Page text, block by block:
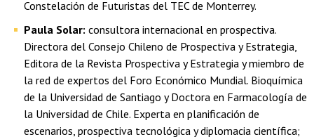
Constelación de Futuristas del TEC de Monterrey.
Paula Solar: consultora internacional en prospectiva.
Directora del Consejo Chileno de Prospectiva y Estrategia,
Editora de la Revista Prospectiva y Estrategia y miembro de
la red de expertos del Foro Económico Mundial. Bioquímica
de la Universidad de Santiago y Doctora en Farmacología de
la Universidad de Chile. Experta en planificación de
escenarios, prospectiva tecnológica y diplomacia científica;